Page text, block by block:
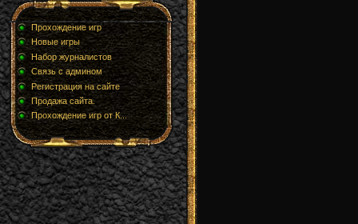
Прохождение игр
Новые игры
Набор журналистов
Связь с админом
Регистрация на сайте
Продажа сайта.
Прохождение игр от К...